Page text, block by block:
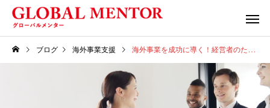
ブログ 海外事業支援 海外事業を成功に導く！経営者のための支援サービスとは？